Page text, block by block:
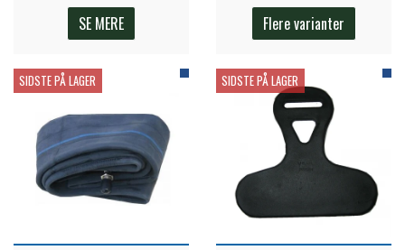
SE MERE Flere varianter
SIDSTE PÅ LAGER SIDSTE PÅ LAGER